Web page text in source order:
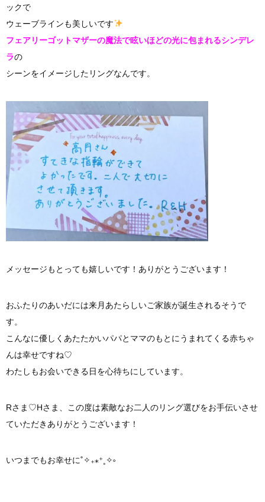
ックで
ウェーブラインも美しいです
フェアリーゴットマザーの魔法で眩いほどの光に包まれるシンデレ
ラの
シーンをイメージしたリングなんです。
メッセージもとっても嬉しいです！ありがとうございます！
おふたりのあいだには来月あたらしいご家族が誕生されるそうで
す。
こんなに優しくあたたかいパパとママのもとにうまれてくる赤ちゃ
んは幸せですね♡
わたしもお会いできる日を心待ちにしています。
Rさま♡Hさま、この度は素敵なお二人のリング選びをお手伝いさせ
ていただきありがとうございます！
いつまでもお幸せに˚✧₊⁎⁺˳✧༚